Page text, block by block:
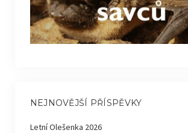
NEJNOVĚJŠÍ PŘÍSPĚVKY
Letní Olešenka 2026